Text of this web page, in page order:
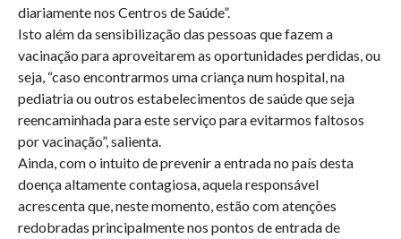
diariamente nos Centros de Saúde”.
Isto além da sensibilização das pessoas que fazem a
vacinação para aproveitarem as oportunidades perdidas, ou
seja, “caso encontrarmos uma criança num hospital, na
pediatria ou outros estabelecimentos de saúde que seja
reencaminhada para este serviço para evitarmos faltosos
por vacinação”, salienta.
Ainda, com o intuito de prevenir a entrada no país desta
doença altamente contagiosa, aquela responsável
acrescenta que, neste momento, estão com atenções
redobradas principalmente nos pontos de entrada de